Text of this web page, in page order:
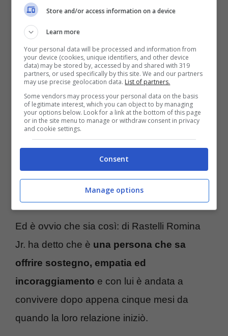
precedente relazione, una di vent’anni ed
una più piccola
In Rai Rastelli lavora come regista di alcune
trasmissioni tv e con Romina Carrisi fa
coppia fissa sin dalla primavera del 2022.
Non ci sono tante informazioni in merito ma
tra Stefano ed il suo famoso suocero
(usiamo questo termine pur non essendo
rispetto e di stima reciproca.
Ed è ovvio che sia così: di Rastelli Romina
Jr. ha detto che è una persona che sa
offrire sostegno, empatia ed
incoraggiamento e con lui è andata a
convivere dopo appena cinque mesi da
quando la loro relazione iniziò.
Store and/or access information on a device
Learn more
Your personal data will be processed and information from
your device (cookies, unique identifiers, and other device
data) may be stored by, accessed by and shared with 319
partners, or used specifically by this site. We and our partners
may use precise geolocation data. List of partners.
Some vendors may process your personal data on the basis
of legitimate interest, which you can object to by managing
your options below. Look for a link at the bottom of this page
or in the site menu to manage or withdraw consent in privacy
and cookie settings.
Consent
Manage options